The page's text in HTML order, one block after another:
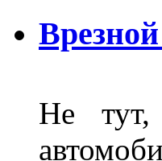
Не тут,